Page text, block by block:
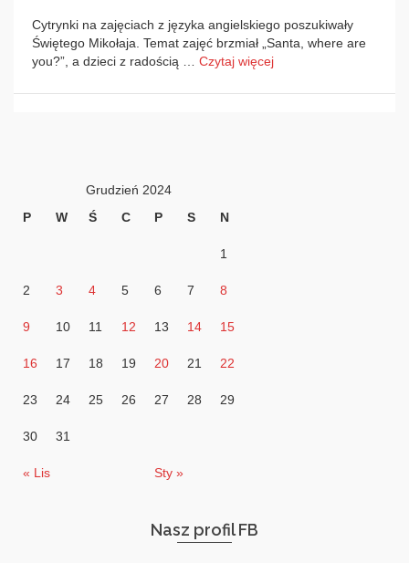
Cytrynki na zajęciach z języka angielskiego poszukiwały
Świętego Mikołaja. Temat zajęć brzmiał „Santa, where are
you?”, a dzieci z radością … Czytaj więcej
Grudzień 2024
P
W Ś C P S N
« Lis Sty »
1
2 3 4 5 6 7 8
9 10 11 12 13 14 15
16 17 18 19 20 21 22
23 24 25 26 27 28 29
30 31
Nasz profil FB